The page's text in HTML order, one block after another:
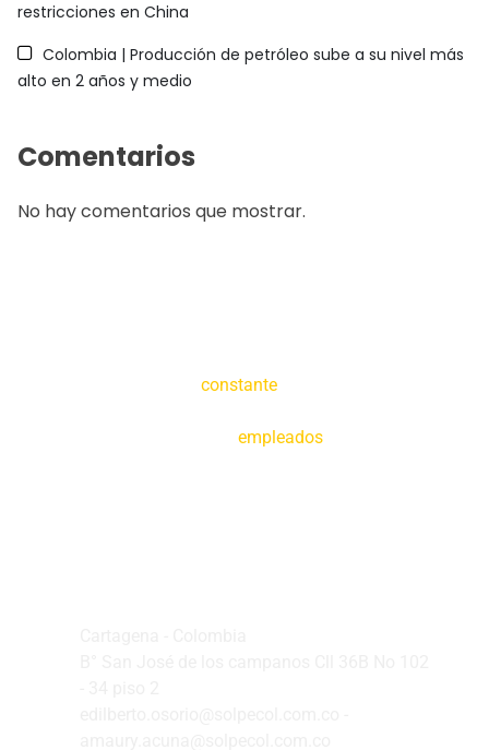
restricciones en China
Colombia | Producción de petróleo sube a su nivel más
alto en 2 años y medio
Comentarios
No hay comentarios que mostrar.
constante
empleados